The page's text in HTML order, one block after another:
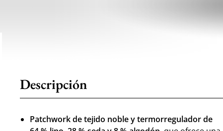
Descripción
Patchwork de tejido noble y termorregulador de